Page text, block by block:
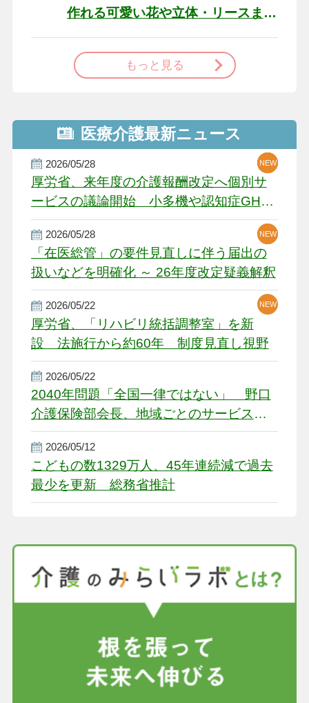
作れる可愛い花や立体・リースま
もっと見る
医療介護最新ニュース
2026/05/28
厚労省、来年度の介護報酬改定へ個別サ
ービスの議論開始 小多機や認知症GH、
厳しい経営環境に危機感
NEW
NEW
NEW
2026/05/28
「在医総管」の要件見直しに伴う届出の
扱いなどを明確化 ～ 26年度改定疑義解釈
NEW
NEW
2026/05/22
厚労省、「リハビリ統括調整室」を新
設 法施行から約60年 制度見直し視野
NEW
2026/05/22
2040年問題「全国一律ではない」 野口
介護保険部会長、地域ごとのサービス基
盤整備を促す
2026/05/12
こどもの数1329万人、45年連続減で過去
最少を更新 総務省推計